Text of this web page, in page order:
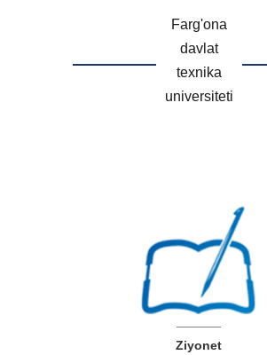
Farg'ona
davlat
texnika
universiteti
Ziyonet